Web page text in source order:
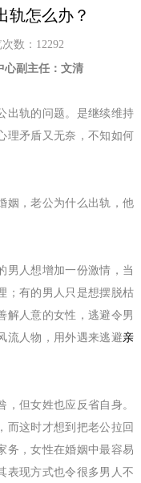
轨怎么办？
数：12292
心副主任：文清
出轨的问题。是继续维持
理矛盾又无奈，不知如何
姻，老公为什么出轨，他
男人想增加一份激情，当
；有的男人只是想摆脱枯
解人意的女性，逃避令男
流人物，用外遇来逃避亲
但女姓也应反省自身。
而这时才想到把老公拉回
务，女性在婚姻中最容易
表现方式也令很多男人不